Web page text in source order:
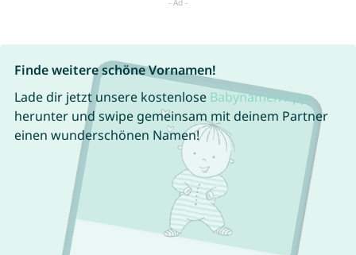
Finde weitere schöne Vornamen!
Lade dir jetzt unsere kostenlose Babynamen App
herunter und swipe gemeinsam mit deinem Partner
einen wunderschönen Namen!